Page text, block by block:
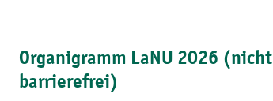
Organigramm LaNU 2026 (nicht
barrierefrei)